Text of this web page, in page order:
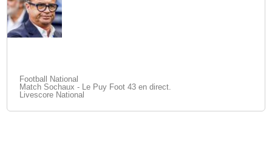
Football National
Match Sochaux - Le Puy Foot 43 en direct.
Livescore National